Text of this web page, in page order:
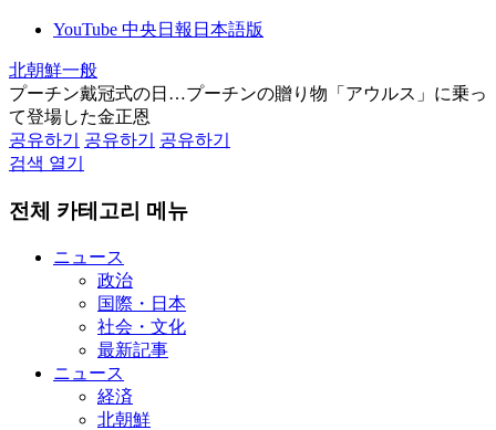
YouTube 中央日報日本語版
北朝鮮一般
プーチン戴冠式の日…プーチンの贈り物「アウルス」に乗っ
て登場した金正恩
공유하기
공유하기
공유하기
검색 열기
전체 카테고리 메뉴
ニュース
政治
国際・日本
社会・文化
最新記事
ニュース
経済
北朝鮮